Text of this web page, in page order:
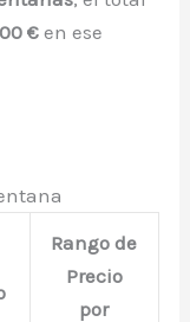
€ en ese
Rango de
Precio
por